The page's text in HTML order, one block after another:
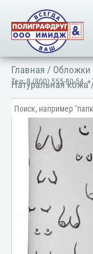
Тел:8 (800) 555-80-54,
Главная / Обложки
Натуральная кожа